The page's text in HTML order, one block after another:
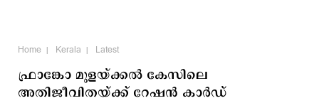
Home Kerala Latest
ഫ്രാങ്കോ മുളയ്ക്കൽ കേസിലെ
അതിജീവിതയ്ക്ക് റേഷന്‍ കാര്‍ഡ്